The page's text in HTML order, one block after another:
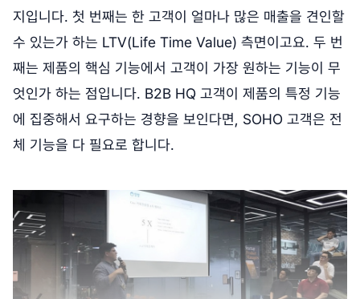
지입니다. 첫 번째는 한 고객이 얼마나 많은 매출을 견인할
수 있는가 하는 LTV(Life Time Value) 측면이고요. 두 번
째는 제품의 핵심 기능에서 고객이 가장 원하는 기능이 무
엇인가 하는 점입니다. B2B HQ 고객이 제품의 특정 기능
에 집중해서 요구하는 경향을 보인다면, SOHO 고객은 전
체 기능을 다 필요로 합니다.